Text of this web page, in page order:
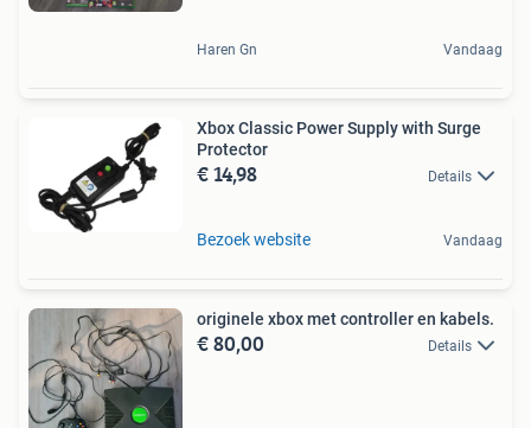
Haren Gn Vandaag
Xbox Classic Power Supply with Surge
Protector
€ 14,98 Details
Bezoek website Vandaag
originele xbox met controller en kabels.
€ 80,00 Details